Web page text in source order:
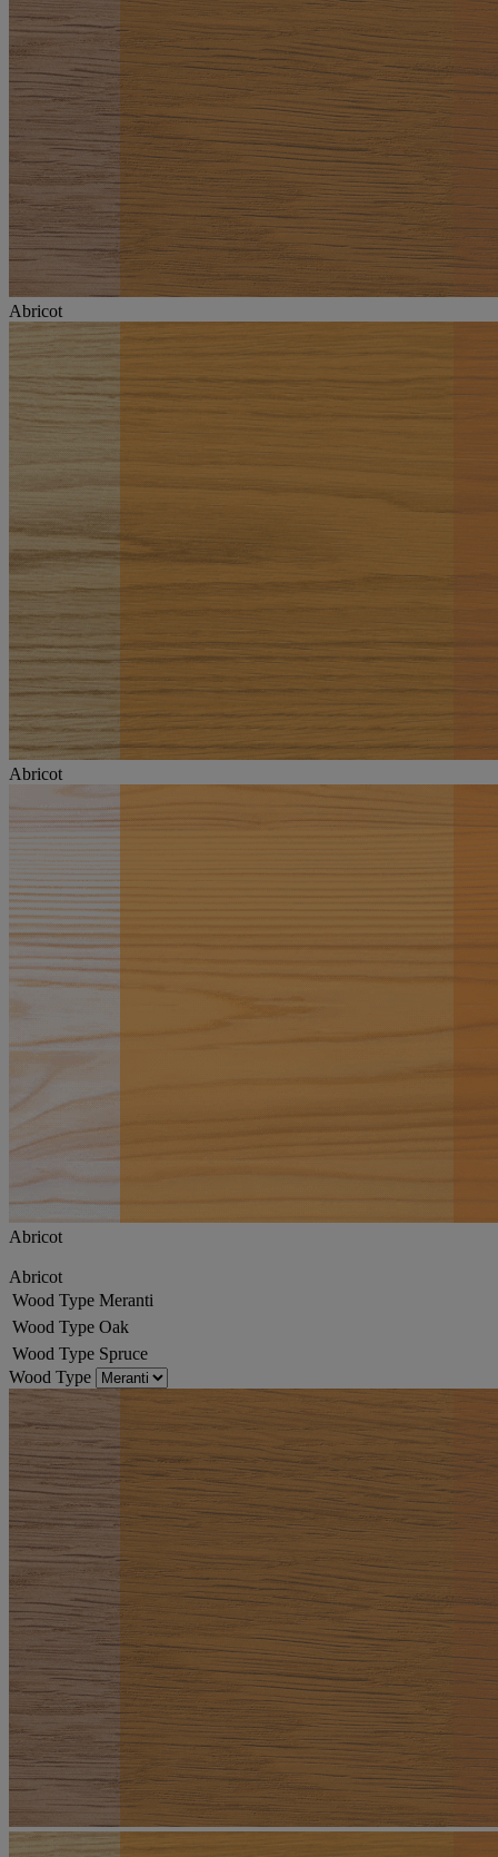
Abricot
Abricot
Abricot
Abricot
Wood Type Meranti
Wood Type Oak
Wood Type Spruce
Wood Type